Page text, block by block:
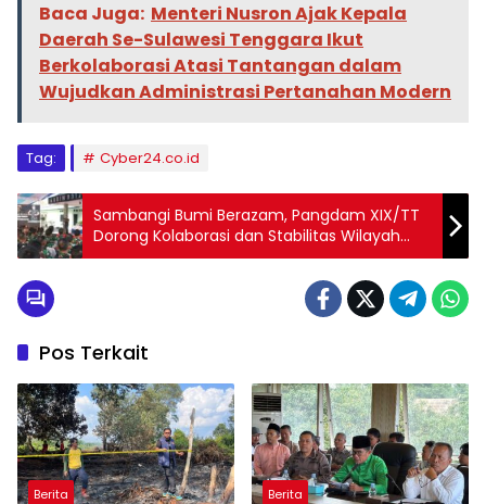
Baca Juga: Menteri Nusron Ajak Kepala
Daerah Se-Sulawesi Tenggara Ikut
Berkolaborasi Atasi Tantangan dalam
Wujudkan Administrasi Pertanahan Modern
Tag: Cyber24.co.id
Sambangi Bumi Berazam, Pangdam XIX/TT
Dorong Kolaborasi dan Stabilitas Wilayah
Strategis
Pos Terkait
Berita Berita